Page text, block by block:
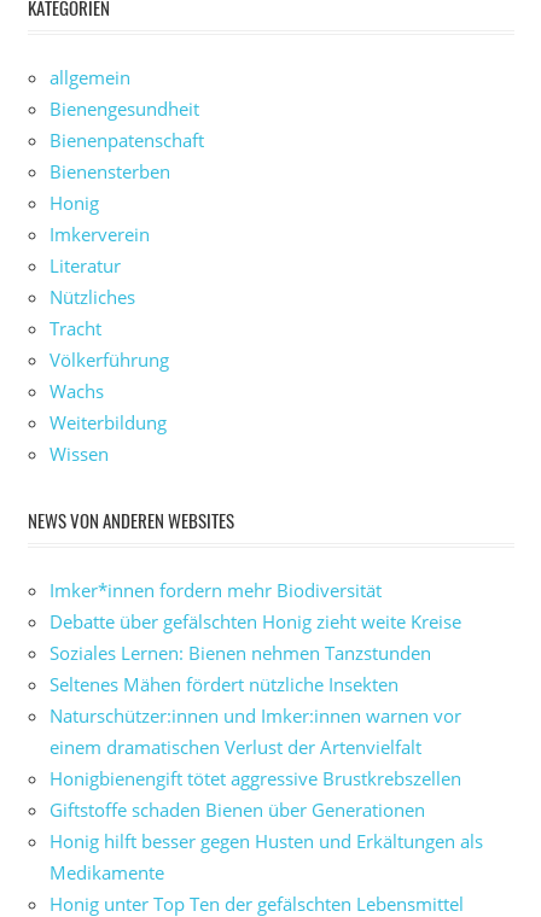
KATEGORIEN
allgemein
Bienengesundheit
Bienenpatenschaft
Bienensterben
Honig
Imkerverein
Literatur
Nützliches
Tracht
Völkerführung
Wachs
Weiterbildung
Wissen
NEWS VON ANDEREN WEBSITES
Imker*innen fordern mehr Biodiversität
Debatte über gefälschten Honig zieht weite Kreise
Soziales Lernen: Bienen nehmen Tanzstunden
Seltenes Mähen fördert nützliche Insekten
Naturschützer:innen und Imker:innen warnen vor
einem dramatischen Verlust der Artenvielfalt
Honigbienengift tötet aggressive Brustkrebszellen
Giftstoffe schaden Bienen über Generationen
Honig hilft besser gegen Husten und Erkältungen als
Medikamente
Honig unter Top Ten der gefälschten Lebensmittel